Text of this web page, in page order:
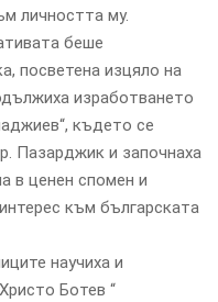
личността му.
беше
посветена изцяло на
изработването
където се
Пазарджик и започнаха
в ценен спомен и
към българската
научиха и
Ботев “